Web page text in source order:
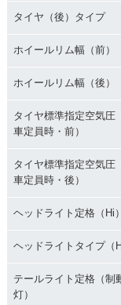
タイヤ（後）タイプ
ホイールリム幅（前）
ホイールリム幅（後）
タイヤ標準指定空気圧
車定員時・前）
タイヤ標準指定空気圧
車定員時・後）
ヘッドライト定格（Hi）
ヘッドライトタイプ（
テールライト定格（制
灯）